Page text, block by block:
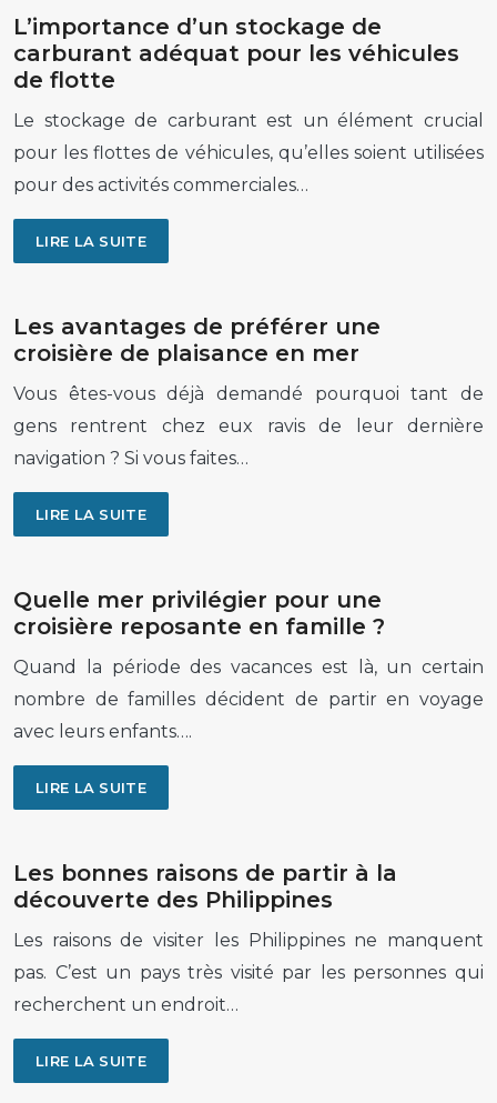
L’importance d’un stockage de
carburant adéquat pour les véhicules
de flotte
Le stockage de carburant est un élément crucial
pour les flottes de véhicules, qu’elles soient utilisées
pour des activités commerciales…
LIRE LA SUITE
Les avantages de préférer une
croisière de plaisance en mer
Vous êtes-vous déjà demandé pourquoi tant de
gens rentrent chez eux ravis de leur dernière
navigation ? Si vous faites…
LIRE LA SUITE
Quelle mer privilégier pour une
croisière reposante en famille ?
Quand la période des vacances est là, un certain
nombre de familles décident de partir en voyage
avec leurs enfants….
LIRE LA SUITE
Les bonnes raisons de partir à la
découverte des Philippines
Les raisons de visiter les Philippines ne manquent
pas. C’est un pays très visité par les personnes qui
recherchent un endroit…
LIRE LA SUITE